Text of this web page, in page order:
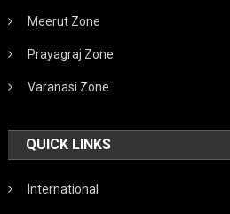
Meerut Zone
Prayagraj Zone
Varanasi Zone
QUICK LINKS
International